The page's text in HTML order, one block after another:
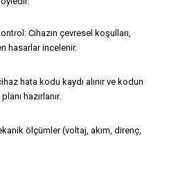
Cihazın çevresel koşulları,
hasarlar incelenir.
hata kodu kaydı alınır ve kodun
hazırlanır.
ölçümler (voltaj, akım, direnç,